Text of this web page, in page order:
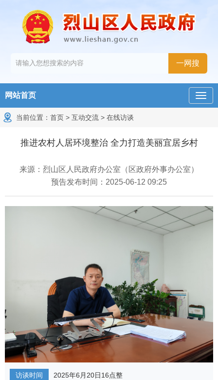
网站首页
当前位置： 首页 > 互动交流 > 在线访谈
推进农村人居环境整治 全力打造美丽宜居乡村
来源：烈山区人民政府办公室（区政府外事办公室）
预告发布时间：2025-06-12 09:25
访谈时间
2025年6月20日16点整